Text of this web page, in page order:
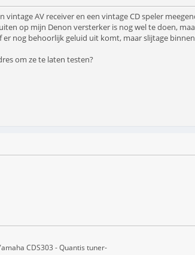
AV receiver en een vintage CD speler
op mijn Denon versterker is nog wel te doen,
nog behoorlijk geluid uit komt, maar slijtage
om ze te laten testen?
CDS303 - Quantis tuner-